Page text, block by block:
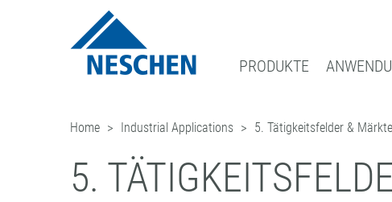
PRODUKTE
GRAFISCHE MEDIEN
DRUCKMEDIEN
SCHUTZFOLIEN
EASY DOT®– DAS NESCHEN ORIGINAL
GREEN GRAPHICS – PVC-FREIE MEDIEN
RETAIL GRAPHICS
DOWNLOADS
ICC PROFILE / PARTNER
MUSTERBESTELLUNG
NEWS
BLOG
ANMELDUNG ZUM NEWSLETTER
GESCHÄFTSBEREICHE
FILMOLUX GROUP
MISSION
ADRESSE
ANFRAGE
ANSPRECHPARTNER
Home Industrial Applications 5. Tätigkeitsfelder & Märkte
5.